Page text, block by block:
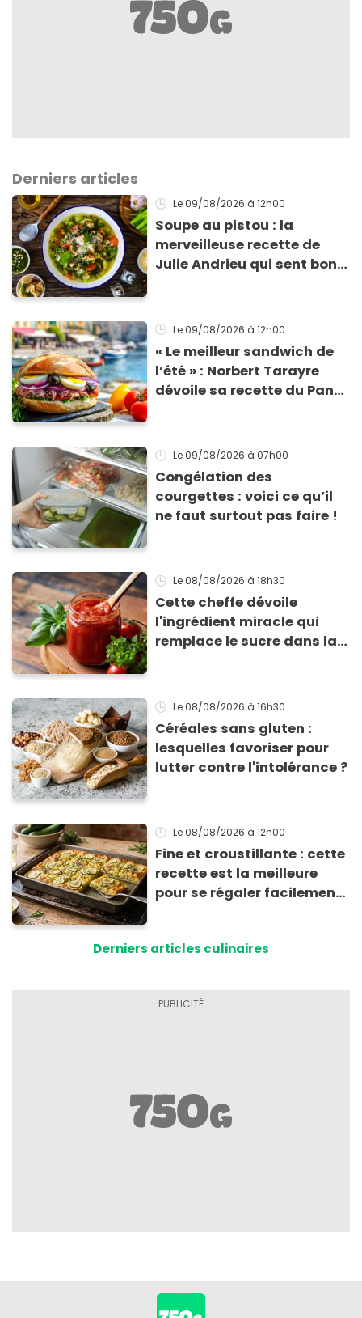
Derniers articles
Le 09/08/2026 à 12h00
Soupe au pistou : la
merveilleuse recette de
Julie Andrieu qui sent bon
Le 09/08/2026 à 12h00
« Le meilleur sandwich de
l’été » : Norbert Tarayre
dévoile sa recette du Pan
Le 09/08/2026 à 07h00
Congélation des
courgettes : voici ce qu’il
ne faut surtout pas faire !
Le 08/08/2026 à 18h30
Cette cheffe dévoile
l'ingrédient miracle qui
remplace le sucre dans la
Le 08/08/2026 à 16h30
Céréales sans gluten :
lesquelles favoriser pour
lutter contre l'intolérance ?
Le 08/08/2026 à 12h00
Fine et croustillante : cette
recette est la meilleure
pour se régaler facilement
Derniers articles culinaires